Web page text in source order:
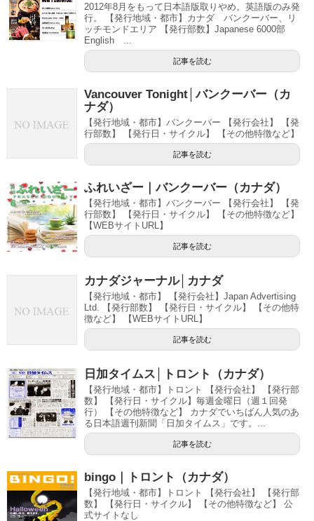
2012年8月をもって日本語版取りやめ。英語版のみ発
行。 【発行地域・都市】カナダ バンクーバー、リ
ッチモンドエリア 【発行部数】Japanese 6000部
English ...
記事を読む
Vancouver Tonight│バンクーバー（カ
ナダ）
【発行地域・都市】バンクーバー 【発行会社】 【発
行部数】 【発行日・サイクル】 【その他特徴など】
記事を読む
ふれいざー｜バンクーバー（カナダ）
【発行地域・都市】バンクーバー 【発行会社】 【発
行部数】 【発行日・サイクル】 【その他特徴など】
【WEBサイトURL】
記事を読む
カナダジャーナル│カナダ
【発行地域・都市】 【発行会社】Japan Advertising
Ltd. 【発行部数】 【発行日・サイクル】 【その他特
徴など】 【WEBサイトURL】
記事を読む
日加タイムス│トロント（カナダ）
【発行地域・都市】トロント 【発行会社】 【発行部
数】 【発行日・サイクル】毎週金曜日（週１回発
行） 【その他特徴など】 カナダでいちばん人気のあ
る日本語週刊新聞「日加タイムス」です。...
記事を読む
bingo｜トロント（カナダ）
【発行地域・都市】トロント 【発行会社】 【発行部
数】 【発行日・サイクル】 【その他特徴など】 公
式サイトなし